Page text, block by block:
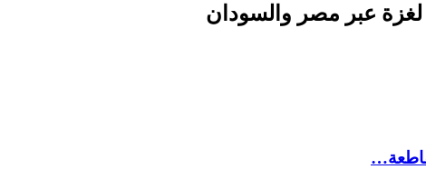
لغزة عبر مصر والسودان